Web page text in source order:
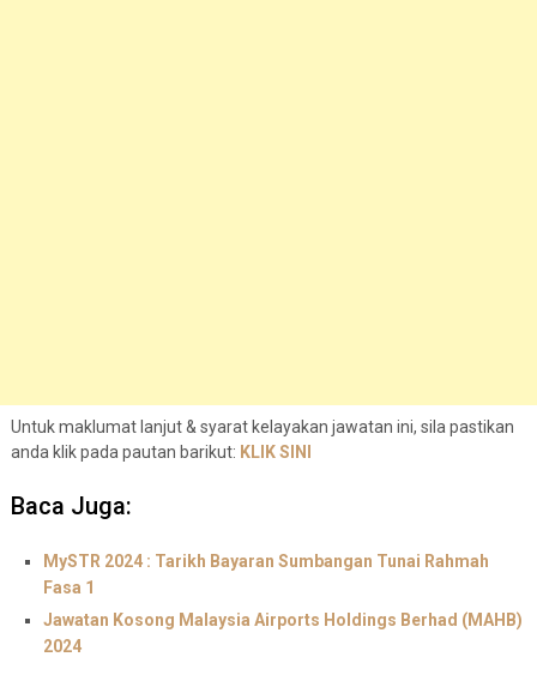
Untuk maklumat lanjut & syarat kelayakan jawatan ini, sila pastikan
anda klik pada pautan barikut: KLIK SINI
Baca Juga:
MySTR 2024 : Tarikh Bayaran Sumbangan Tunai Rahmah
Fasa 1
Jawatan Kosong Malaysia Airports Holdings Berhad (MAHB)
2024